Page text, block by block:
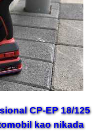
CP-EP 18/125
kao nikada